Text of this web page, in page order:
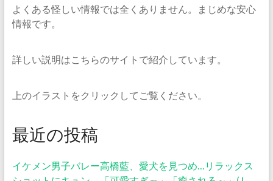
よくある怪しい情報では全くありません。まじめな安心
情報です。
詳しい説明はこちらのサイトで紹介しています。
上のイラストをクリックしてご覧ください。
最近の投稿
イケメン男子バレー高橋藍、愛犬を見つめ…リラックス